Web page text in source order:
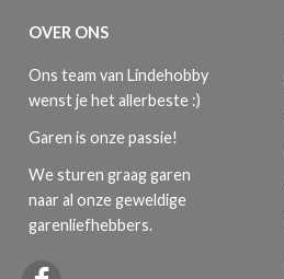
OVER ONS
Ons team van Lindehobby
wenst je het allerbeste :)
Garen is onze passie!
We sturen graag garen
naar al onze geweldige
garenliefhebbers.